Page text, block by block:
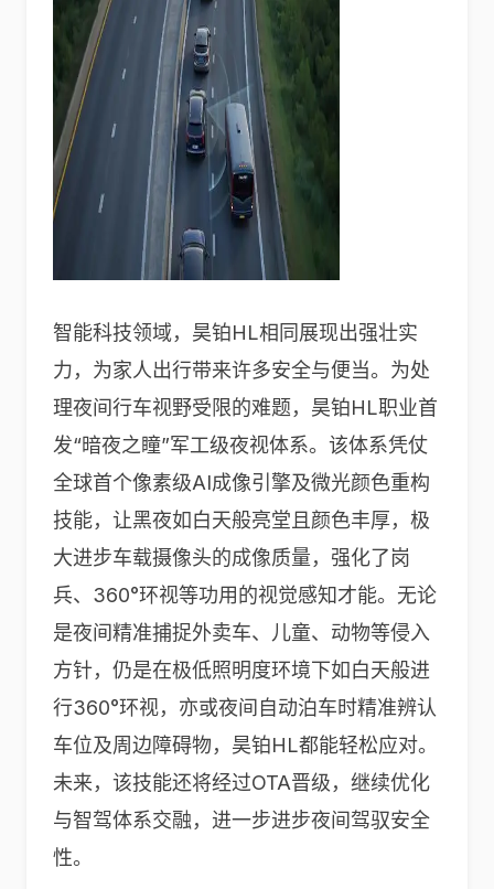
智能科技领域，昊铂HL相同展现出强壮实
力，为家人出行带来许多安全与便当。为处
理夜间行车视野受限的难题，昊铂HL职业首
发“暗夜之瞳”军工级夜视体系。该体系凭仗
全球首个像素级AI成像引擎及微光颜色重构
技能，让黑夜如白天般亮堂且颜色丰厚，极
大进步车载摄像头的成像质量，强化了岗
兵、360°环视等功用的视觉感知才能。无论
是夜间精准捕捉外卖车、儿童、动物等侵入
方针，仍是在极低照明度环境下如白天般进
行360°环视，亦或夜间自动泊车时精准辨认
车位及周边障碍物，昊铂HL都能轻松应对。
未来，该技能还将经过OTA晋级，继续优化
与智驾体系交融，进一步进步夜间驾驭安全
性。